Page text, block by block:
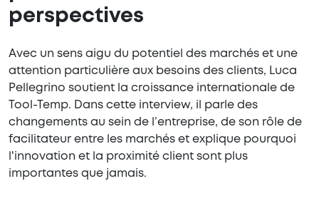
perspectives
Avec un sens aigu du potentiel des marchés et une
attention particulière aux besoins des clients, Luca
Pellegrino soutient la croissance internationale de
Tool-Temp. Dans cette interview, il parle des
changements au sein de l’entreprise, de son rôle de
facilitateur entre les marchés et explique pourquoi
l'innovation et la proximité client sont plus
importantes que jamais.